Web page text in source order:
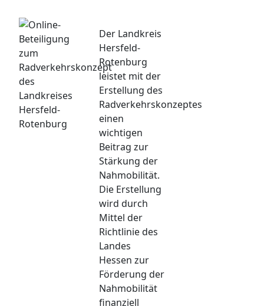
Der Landkreis
Hersfeld-
Rotenburg
leistet mit der
Erstellung des
Radverkehrskonzeptes
einen
wichtigen
Beitrag zur
Stärkung der
Nahmobilität.
Die Erstellung
wird durch
Mittel der
Richtlinie des
Landes
Hessen zur
Förderung der
Nahmobilität
finanziell